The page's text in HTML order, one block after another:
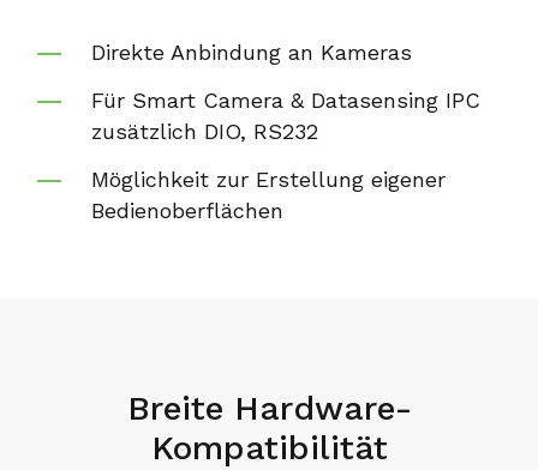
Direkte Anbindung an Kameras
Für Smart Camera & Datasensing IPC
zusätzlich DIO, RS232
Möglichkeit zur Erstellung eigener
Bedienoberflächen
Breite Hardware-
Kompatibilität